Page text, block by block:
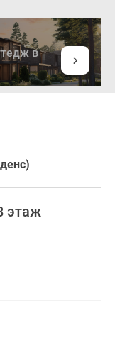
в
этаж